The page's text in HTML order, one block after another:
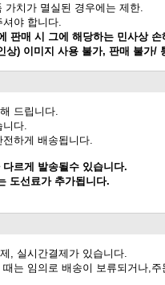
가치가 멸실된 경우에는 제한.
야 합니다.
판매 시 그에 해당하는 민사상 손
상) 이미지 사용 불가, 판매 불가
드립니다.
니다.
하게 배송됩니다.
르게 발송될수 있습니다.
도선료가 추가됩니다.
, 실시간결제가 있습니다.
는 임의로 배송이 보류되거나,